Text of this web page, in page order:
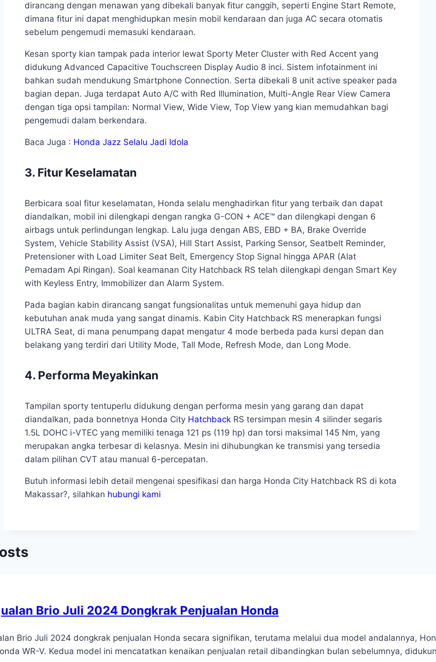
dirancang dengan menawan yang dibekali banyak fitur canggih, seperti Engine Start Remote,
dimana fitur ini dapat menghidupkan mesin mobil kendaraan dan juga AC secara otomatis
sebelum pengemudi memasuki kendaraan.
Kesan sporty kian tampak pada interior lewat Sporty Meter Cluster with Red Accent yang
didukung Advanced Capacitive Touchscreen Display Audio 8 inci. Sistem infotainment ini
bahkan sudah mendukung Smartphone Connection. Serta dibekali 8 unit active speaker pada
bagian depan. Juga terdapat Auto A/C with Red Illumination, Multi-Angle Rear View Camera
dengan tiga opsi tampilan: Normal View, Wide View, Top View yang kian memudahkan bagi
pengemudi dalam berkendara.
Baca Juga : Honda Jazz Selalu Jadi Idola
3. Fitur Keselamatan
Berbicara soal fitur keselamatan, Honda selalu menghadirkan fitur yang terbaik dan dapat
diandalkan, mobil ini dilengkapi dengan rangka G-CON + ACE™ dan dilengkapi dengan 6
airbags untuk perlindungan lengkap. Lalu juga dengan ABS, EBD + BA, Brake Override
System, Vehicle Stability Assist (VSA), Hill Start Assist, Parking Sensor, Seatbelt Reminder,
Pretensioner with Load Limiter Seat Belt, Emergency Stop Signal hingga APAR (Alat
Pemadam Api Ringan). Soal keamanan City Hatchback RS telah dilengkapi dengan Smart Key
with Keyless Entry, Immobilizer dan Alarm System.
Pada bagian kabin dirancang sangat fungsionalitas untuk memenuhi gaya hidup dan
kebutuhan anak muda yang sangat dinamis. Kabin City Hatchback RS menerapkan fungsi
ULTRA Seat, di mana penumpang dapat mengatur 4 mode berbeda pada kursi depan dan
belakang yang terdiri dari Utility Mode, Tall Mode, Refresh Mode, dan Long Mode.
4. Performa Meyakinkan
Tampilan sporty tentuperlu didukung dengan performa mesin yang garang dan dapat
diandalkan, pada bonnetnya Honda City Hatchback RS tersimpan mesin 4 silinder segaris
1.5L DOHC i-VTEC yang memiliki tenaga 121 ps (119 hp) dan torsi maksimal 145 Nm, yang
merupakan angka terbesar di kelasnya. Mesin ini dihubungkan ke transmisi yang tersedia
dalam pilihan CVT atau manual 6-percepatan.
Butuh informasi lebih detail mengenai spesifikasi dan harga Honda City Hatchback RS di kota
Makassar?, silahkan hubungi kami
Brio Juli 2024 Dongkrak Penjualan Honda
Brio Juli 2024 dongkrak penjualan Honda secara signifikan, terutama melalui dua model andalannya,
WR-V. Kedua model ini mencatatkan kenaikan penjualan retail dibandingkan bulan sebelumnya,